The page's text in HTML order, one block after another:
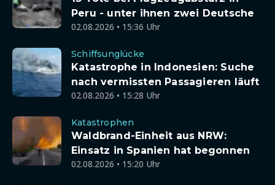
Peru - unter ihnen zwei Deutsche
02.08.2026 • 15:36 Uhr
Schiffsunglücke
Katastrophe in Indonesien: Suche
nach vermissten Passagieren läuft
02.08.2026 • 15:28 Uhr
Katastrophen
Waldbrand-Einheit aus NRW:
Einsatz in Spanien hat begonnen
02.08.2026 • 15:20 Uhr